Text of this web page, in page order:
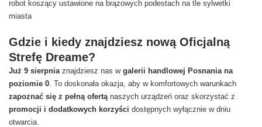
Gdzie i kiedy znajdziesz nową Oficjalną
Strefę Dreame?
Już 9 sierpniaznajdziesz nas w galerii handlowej Posnania na
poziomie 0. To doskonała okazja, aby w komfortowych warunkach
zapoznać się z pełną ofertą naszych urządzeń oraz skorzystać z
promocji i dodatkowych korzyści dostępnych wyłącznie w dniu
otwarcia.